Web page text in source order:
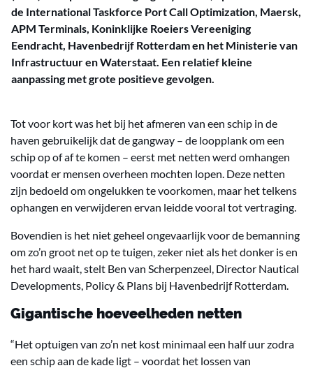
de International Taskforce Port Call Optimization, Maersk,
APM Terminals, Koninklijke Roeiers Vereeniging
Eendracht, Havenbedrijf Rotterdam en het Ministerie van
Infrastructuur en Waterstaat. Een relatief kleine
aanpassing met grote positieve gevolgen.
Tot voor kort was het bij het afmeren van een schip in de
haven gebruikelijk dat de gangway – de loopplank om een
schip op of af te komen – eerst met netten werd omhangen
voordat er mensen overheen mochten lopen. Deze netten
zijn bedoeld om ongelukken te voorkomen, maar het telkens
ophangen en verwijderen ervan leidde vooral tot vertraging.
Bovendien is het niet geheel ongevaarlijk voor de bemanning
om zo’n groot net op te tuigen, zeker niet als het donker is en
het hard waait, stelt Ben van Scherpenzeel, Director Nautical
Developments, Policy & Plans bij Havenbedrijf Rotterdam.
Gigantische hoeveelheden netten
“Het optuigen van zo’n net kost minimaal een half uur zodra
een schip aan de kade ligt – voordat het lossen van